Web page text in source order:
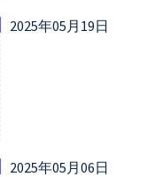
2025年05月19日
2025年05月06日